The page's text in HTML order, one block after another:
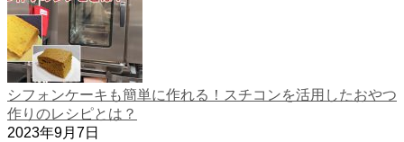
シフォンケーキも簡単に作れる！スチコンを活用したおやつ
作りのレシピとは？
2023年9月7日